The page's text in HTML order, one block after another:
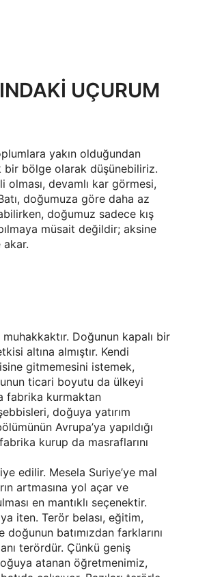
UÇURUM
yakın olduğundan
bir bölge olarak düşünebiliriz.
devamlı kar görmesi,
doğumuza göre daha az
doğumuz sadece kış
müsait değildir; aksine
akar.
Doğunun kapalı bir
altına almıştır. Kendi
gitmemesini istemek,
ticari boyutu da ülkeyi
fabrika kurmaktan
doğuya yatırım
Avrupa’ya yapıldığı
kurup da masraflarını
edilir. Mesela Suriye’ye mal
artmasına yol açar ve
en mantıklı seçenektir.
iten. Terör belası, eğitim,
batımızdan farklarını
terördür. Çünkü geniş
atanan öğretmenimiz,